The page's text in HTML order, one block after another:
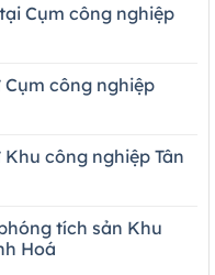
Cụm công nghiệp
công nghiệp
công nghiệp Tân
tích sản Khu
Hoá